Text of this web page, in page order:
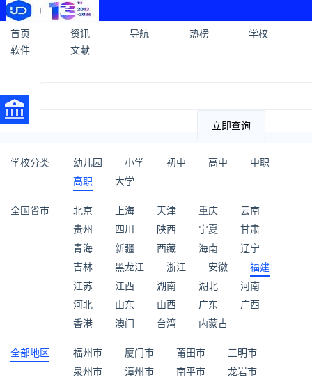
首页 资讯 导航 热榜
学校
软件
文献
立即查询
学校分类 幼儿园 小学 初中 高中
中职
高职
大学
全国省市 北京 上海 天津 重庆
云南
贵州
四川 陕西 宁夏
甘肃
青海
新疆 西藏 海南
辽宁
吉林
黑龙江 浙江 安徽
福建
江苏
江西 湖南 湖北
河南
河北
山东 山西 广东
广西
香港
澳门 台湾 内蒙古
全部地区 福州市 厦门市 莆田市
三明市
泉州市
漳州市 南平市
龙岩市